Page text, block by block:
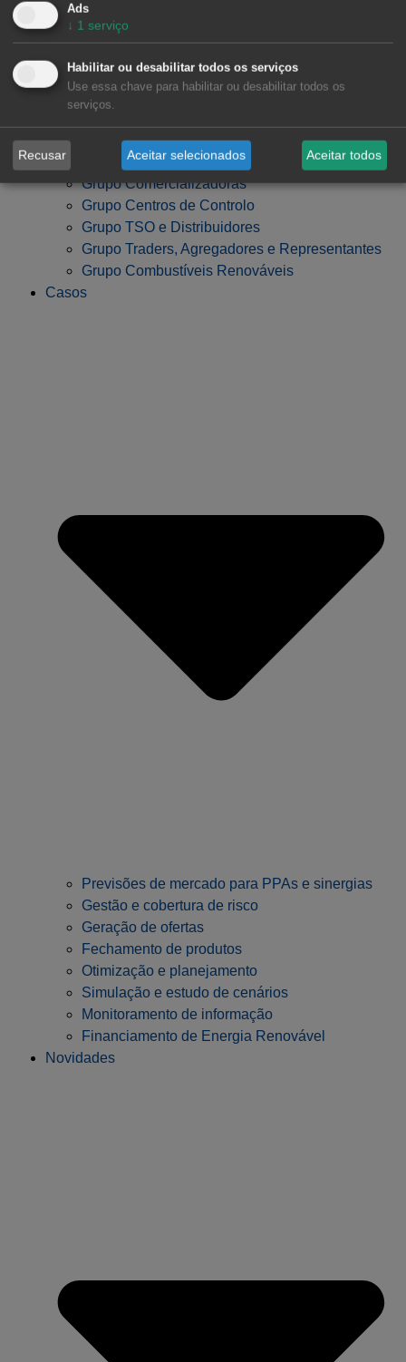
Grupo de Desenvolvedores, Fundos de
Investimento e Bancos
Dados
Grupo Geradores (Utilidades e IPP)
Grupo Comercializadoras
Grupo Centros de Controlo
Grupo TSO e Distribuidores
Grupo Traders, Agregadores e Representantes
Grupo Combustíveis Renováveis
Casos
Previsões de mercado para PPAs e sinergias
Gestão e cobertura de risco
Geração de ofertas
Fechamento de produtos
Otimização e planejamento
Simulação e estudo de cenários
Monitoramento de informação
Financiamento de Energia Renovável
Novidades
Ads
↓ 1 serviço
Habilitar ou desabilitar todos os serviços
Use essa chave para habilitar ou desabilitar todos os
serviços.
Recusar Aceitar selecionados Aceitar todos